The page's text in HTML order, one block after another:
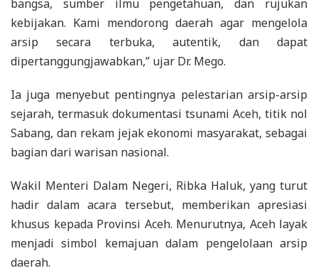
bangsa, sumber ilmu pengetahuan, dan rujukan
kebijakan. Kami mendorong daerah agar mengelola
arsip secara terbuka, autentik, dan dapat
dipertanggungjawabkan,” ujar Dr. Mego.
Ia juga menyebut pentingnya pelestarian arsip-arsip
sejarah, termasuk dokumentasi tsunami Aceh, titik nol
Sabang, dan rekam jejak ekonomi masyarakat, sebagai
bagian dari warisan nasional.
Wakil Menteri Dalam Negeri, Ribka Haluk, yang turut
hadir dalam acara tersebut, memberikan apresiasi
khusus kepada Provinsi Aceh. Menurutnya, Aceh layak
menjadi simbol kemajuan dalam pengelolaan arsip
daerah.